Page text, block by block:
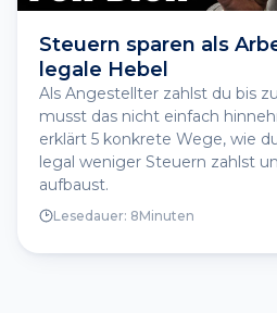
Steuern sparen als
legale Hebel
Als Angestellter zahlst du bis
musst das nicht einfach
erklärt 5 konkrete Wege, wie
legal weniger Steuern zahlst
aufbaust.
Lesedauer: 8Minuten